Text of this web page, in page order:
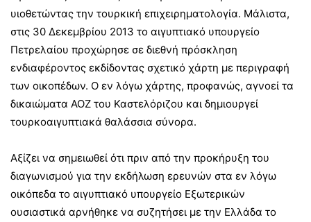
υιοθετώντας την τουρκική επιχειρηματολογία. Μάλιστα,
στις 30 Δεκεμβρίου 2013 το αιγυπτιακό υπουργείο
Πετρελαίου προχώρησε σε διεθνή πρόσκληση
ενδιαφέροντος εκδίδοντας σχετικό χάρτη με περιγραφή
των οικοπέδων. Ο εν λόγω χάρτης, προφανώς, αγνοεί τα
δικαιώματα ΑΟΖ του Καστελόριζου και δημιουργεί
τουρκοαιγυπτιακά θαλάσσια σύνορα.
Αξίζει να σημειωθεί ότι πριν από την προκήρυξη του
διαγωνισμού για την εκδήλωση ερευνών στα εν λόγω
οικόπεδα το αιγυπτιακό υπουργείο Εξωτερικών
ουσιαστικά αρνήθηκε να συζητήσει με την Ελλάδα το